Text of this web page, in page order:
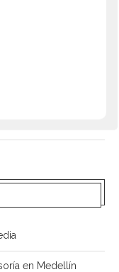
in progress.
en Medellín